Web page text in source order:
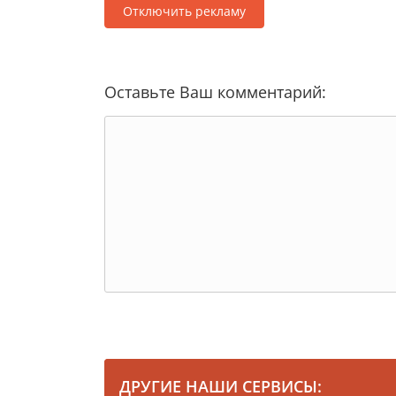
Отключить рекламу
Оставьте Ваш комментарий:
ДРУГИЕ НАШИ СЕРВИСЫ: